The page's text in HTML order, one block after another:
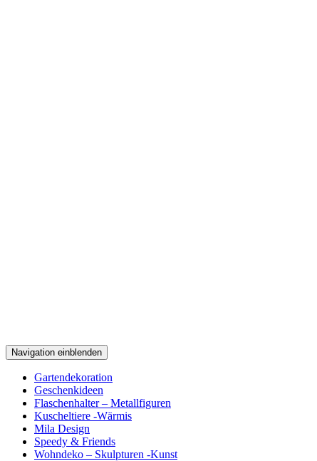
Navigation einblenden
Gartendekoration
Geschenkideen
Flaschenhalter – Metallfiguren
Kuscheltiere -Wärmis
Mila Design
Speedy & Friends
Wohndeko – Skulpturen -Kunst